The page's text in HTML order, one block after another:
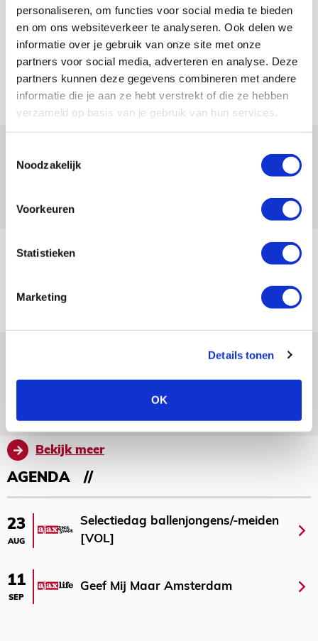
personaliseren, om functies voor social media te bieden
en om ons websiteverkeer te analyseren. Ook delen we
informatie over je gebruik van onze site met onze
partners voor social media, adverteren en analyse. Deze
partners kunnen deze gegevens combineren met andere
informatie die je aan ze hebt verstrekt of die ze hebben
verzameld op basis van je gebruik van hun services.
Noodzakelijk
Voorkeuren
Statistieken
Marketing
Details tonen
OK
Bekijk alle berichten van Lindy Hofstra
Net binnen //
Europees treffen met Shelbourne
FOTOVERSLAG
Míchel niet blij met resultaat en spel
07 AUGUSTUS 2026 - 08:30
Is dit de laatste wallpaper van Godts in
de Johan Cruijff Arena?
Bekijk meer
AGENDA
23
AUG
Selectiedag ballenjongens/-meiden
[VOL]
11
SEP
Geef Mij Maar Amsterdam